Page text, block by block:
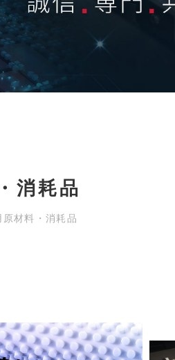
消耗品
材料・消耗品